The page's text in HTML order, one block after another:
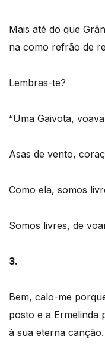
Mais até do que
na como refrão de
Lembras-te?
“Uma Gaivota,
Asas de vento,
Como ela, somos
Somos livres, de
3.
Bem, calo-me
posto e a Ermelinda
à sua eterna canção.